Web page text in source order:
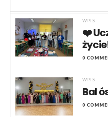
WPIS
❤️
0
WPIS
Bal
0